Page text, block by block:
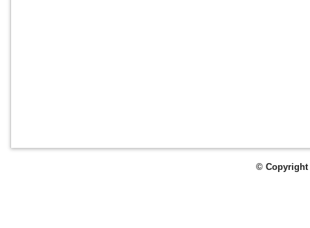
© Copyright